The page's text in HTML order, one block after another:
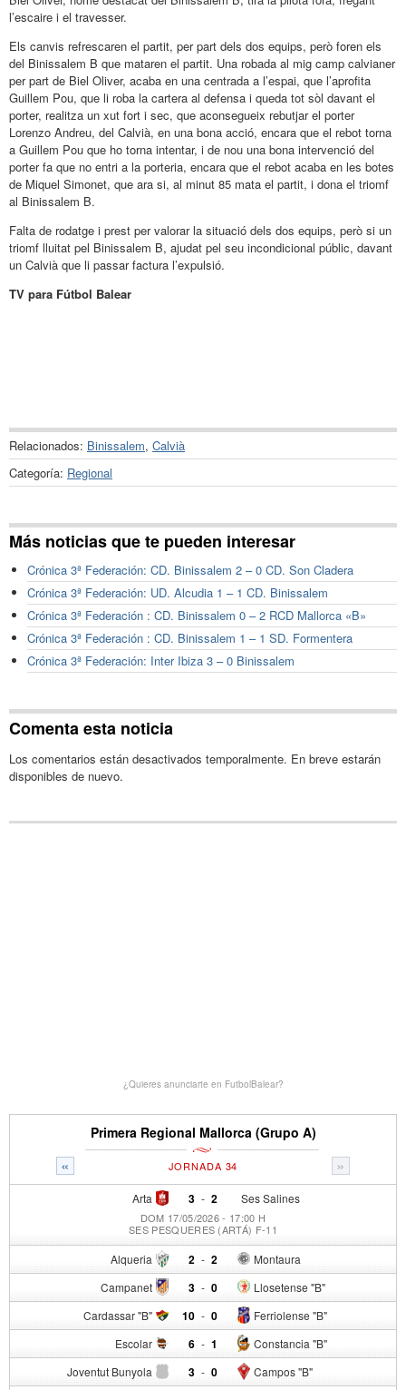
l’escaire i el travesser.
Els canvis refrescaren el partit, per part dels dos equips, però foren els
del Binissalem B que mataren el partit. Una robada al mig camp calvianer
per part de Biel Oliver, acaba en una centrada a l’espai, que l’aprofita
Guillem Pou, que li roba la cartera al defensa i queda tot sòl davant el
porter, realitza un xut fort i sec, que aconsegueix rebutjar el porter
Lorenzo Andreu, del Calvià, en una bona acció, encara que el rebot torna
a Guillem Pou que ho torna intentar, i de nou una bona intervenció del
porter fa que no entri a la porteria, encara que el rebot acaba en les botes
de Miquel Simonet, que ara si, al minut 85 mata el partit, i dona el triomf
al Binissalem B.
Falta de rodatge i prest per valorar la situació dels dos equips, però si un
triomf lluitat pel Binissalem B, ajudat pel seu incondicional públic, davant
un Calvià que li passar factura l’expulsió.
TV para Fútbol Balear
Relacionados: Binissalem, Calvià
Categoría: Regional
Más noticias que te pueden interesar
Crónica 3ª Federación: CD. Binissalem 2 – 0 CD. Son Cladera
Crónica 3ª Federación: UD. Alcudia 1 – 1 CD. Binissalem
Crónica 3ª Federación : CD. Binissalem 0 – 2 RCD Mallorca «B»
Crónica 3ª Federación : CD. Binissalem 1 – 1 SD. Formentera
Crónica 3ª Federación: Inter Ibiza 3 – 0 Binissalem
Comenta esta noticia
Los comentarios están desactivados temporalmente. En breve estarán
disponibles de nuevo.
¿Quieres anunciarte en FutbolBalear?
Primera Regional Mallorca (Grupo A)
« »
JORNADA 34
Arta 3 - Ses Salines
2
DOM 17/05/2026 - 17:00 H
SES PESQUERES (ARTÁ) F-11
Alqueria 2 - Montaura
2
Campanet 3 - Llosetense "B"
0
Cardassar "B" 10 - Ferriolense "B"
0
Escolar 6 - Constancia "B"
1
Joventut Bunyola 3 - Campos "B"
0